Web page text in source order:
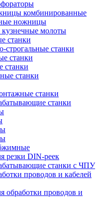
комбинированные
ножницы
молоты
станки
строгальные станки
станки
станки
станки
станки
станки
резки DIN-реек
станки с ЧПУ
проводов и кабелей
обработки проводов и